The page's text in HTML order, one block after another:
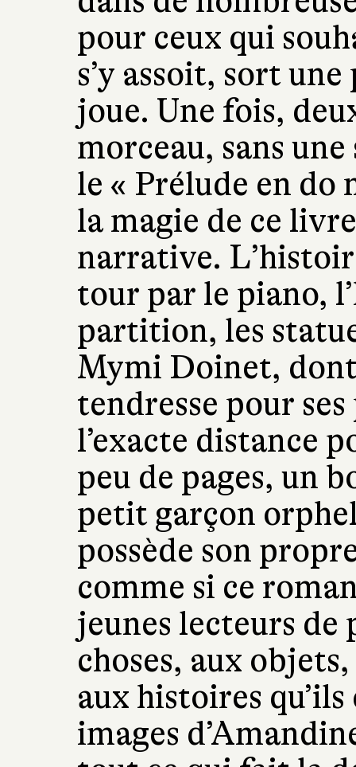
pour ceux qui
s’y assoit, sort
joue. Une fois,
morceau, sans une
le « Prélude en do
la magie de ce
narrative.
tour par le piano,
partition, les
Mymi Doinet,
tendresse pour
l’exacte distance
peu de pages, un
petit garçon
possède son
comme si ce
jeunes lecteurs de
choses, aux
aux histoires
images